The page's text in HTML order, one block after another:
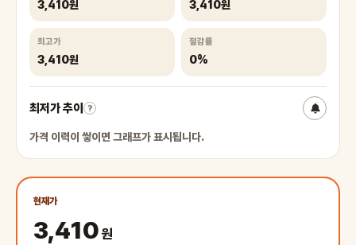
3,410원 3,410원
최고가
3,410원
절감률
0%
최저가 추이 ?
가격 이력이 쌓이면 그래프가 표시됩니다.
현재가
3,410원